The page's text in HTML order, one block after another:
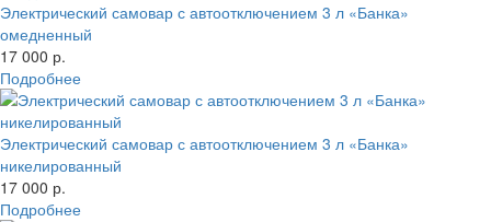
Электрический самовар с автоотключением 3 л «Банка»
омедненный
17 000 р.
Подробнее
Электрический самовар с автоотключением 3 л «Банка»
никелированный
17 000 р.
Подробнее